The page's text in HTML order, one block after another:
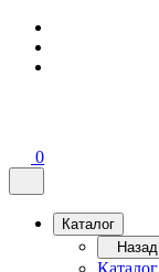
0
Каталог
Назад
Каталог